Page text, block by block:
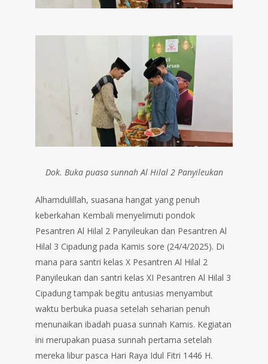
Dok. Buka puasa sunnah Al Hilal 2 Panyileukan
Alhamdulillah, suasana hangat yang penuh
keberkahan Kembali menyelimuti pondok
Pesantren Al Hilal 2 Panyileukan dan Pesantren Al
Hilal 3 Cipadung pada Kamis sore (24/4/2025). Di
mana para santri kelas X Pesantren Al Hilal 2
Panyileukan dan santri kelas XI Pesantren Al Hilal 3
Cipadung tampak begitu antusias menyambut
waktu berbuka puasa setelah seharian penuh
menunaikan ibadah puasa sunnah Kamis. Kegiatan
ini merupakan puasa sunnah pertama setelah
mereka libur pasca Hari Raya Idul Fitri 1446 H.